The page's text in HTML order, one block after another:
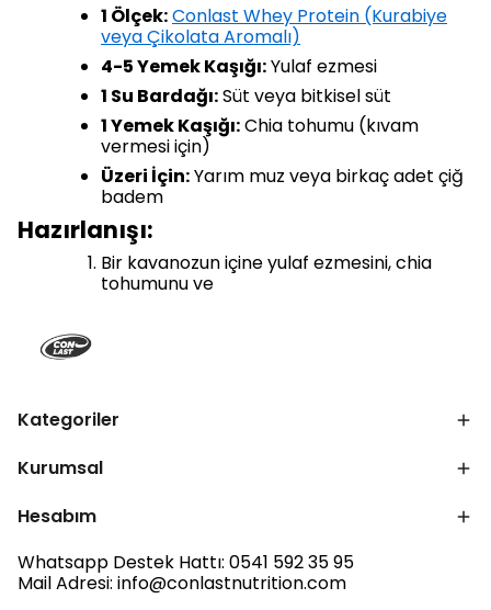
1 Ölçek:Conlast Whey Protein (Kurabiye
veya Çikolata Aromalı)
4-5 Yemek Kaşığı:Yulaf ezmesi
1 Su Bardağı:Süt veya bitkisel süt
1 Yemek Kaşığı:Chia tohumu (kıvam
vermesi için)
Üzeri İçin:Yarım muz veya birkaç adet çiğ
badem
Hazırlanışı:
Bir kavanozun içine yulaf ezmesini, chia
tohumunu ve
Kategoriler
Kurumsal
Hesabım
Whatsapp Destek Hattı: 0541 592 35 95
Mail Adresi: info@conlastnutrition.com